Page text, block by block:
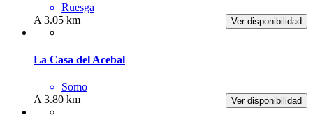
Ruesga
Ver disponibilidad
A 3.05 km
La Casa del Acebal
Somo
Ver disponibilidad
A 3.80 km